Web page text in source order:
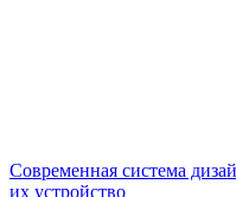
Современная система
их устройство